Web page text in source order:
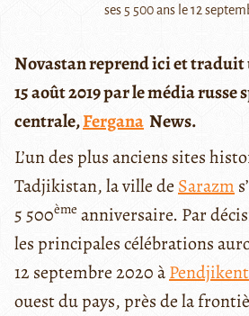
ses 5 500 ans le 12
Novastan reprend ici et traduit
15 août 2019 par le média russe
centrale,Fergana News.
L’un des plus anciens sites
Tadjikistan, la ville deSarazm
5 500ème anniversaire. Par
les principales célébrations
12 septembre 2020 àPendjikent
ouest du pays, près de la